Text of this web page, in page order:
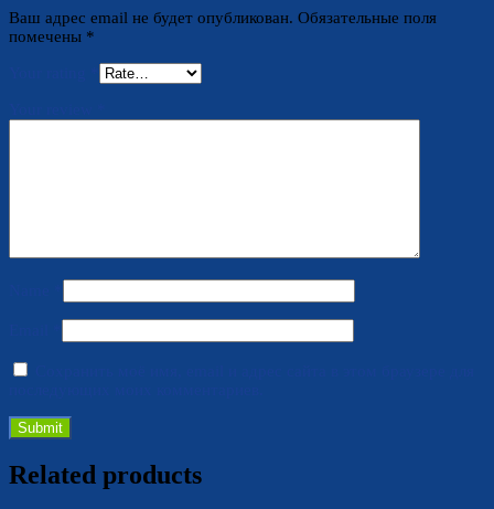
Ваш адрес email не будет опубликован. Обязательные поля
помечены *
Related products